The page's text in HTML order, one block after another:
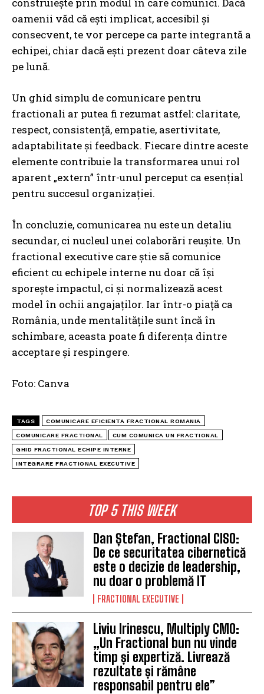
TOP 5 THIS WEEK
Dan Ștefan, Fractional CISO:
De ce securitatea cibernetică
este o decizie de leadership,
nu doar o problemă IT
FRACTIONAL EXECUTIVE
Liviu Irinescu, Multiply CMO:
„Un Fractional bun nu vinde
timp și expertiză. Livrează
rezultate și rămâne
responsabil pentru ele”
oamenii văd că ești implicat, accesibil și
consecvent, te vor percepe ca parte integrantă a
echipei, chiar dacă ești prezent doar câteva zile
pe lună.
Un ghid simplu de comunicare pentru
fractionali ar putea fi rezumat astfel: claritate,
respect, consistență, empatie, asertivitate,
adaptabilitate și feedback. Fiecare dintre aceste
elemente contribuie la transformarea unui rol
aparent „extern” într-unul perceput ca esențial
pentru succesul organizației.
În concluzie, comunicarea nu este un detaliu
secundar, ci nucleul unei colaborări reușite. Un
fractional executive care știe să comunice
eficient cu echipele interne nu doar că își
sporește impactul, ci și normalizează acest
model în ochii angajaților. Iar într-o piață ca
România, unde mentalitățile sunt încă în
schimbare, aceasta poate fi diferența dintre
acceptare și respingere.
Foto: Canva
TAGS COMUNICARE EFICIENTA FRACTIONAL ROMANIA
COMUNICARE FRACTIONAL CUM COMUNICA UN FRACTIONAL
GHID FRACTIONAL ECHIPE INTERNE
INTEGRARE FRACTIONAL EXECUTIVE